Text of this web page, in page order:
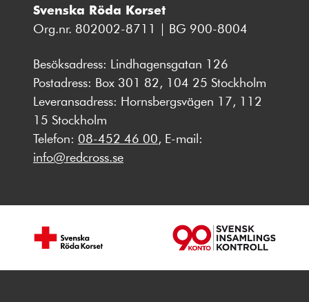
Svenska Röda Korset
Org.nr. 802002-8711 | BG 900-8004
Besöksadress: Lindhagensgatan 126
Postadress: Box 301 82, 104 25 Stockholm
Leveransadress: Hornsbergsvägen 17, 112
15 Stockholm
Telefon: 08-452 46 00, E-mail:
info@redcross.se